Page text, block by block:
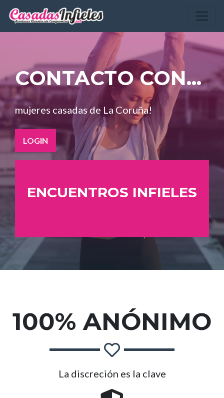
CONTACTO CON...
mujeres casadas de La Coruña!
LOGIN
ENCUENTROS INFIELES
100% ANÓNIMO
La discreción es la clave